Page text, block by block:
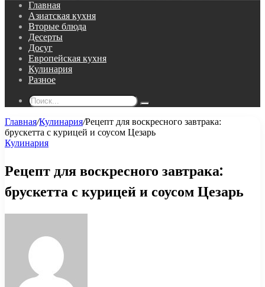
Главная
Азиатская кухня
Вторые блюда
Десерты
Досуг
Европейская кухня
Кулинария
Разное
Поиск...
Главная/Кулинария/Рецепт для воскресного завтрака:
брускетта с курицей и соусом Цезарь
Кулинария
Рецепт для воскресного завтрака:
брускетта с курицей и соусом Цезарь